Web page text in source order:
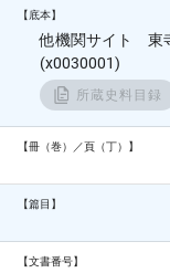
【底本】
他機関サイト 東
(x0030001)
所蔵史料目録
【冊（巻）／頁（丁）】
【篇目】
【文書番号】